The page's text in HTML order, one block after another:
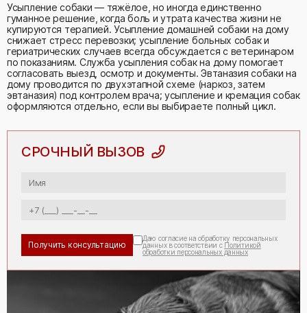
Усыпление собаки — тяжёлое, но иногда единственно
гуманное решение, когда боль и утрата качества жизни не
купируются терапией. Усыпление домашней собаки на дому
снижает стресс перевозки; усыпление больных собак и
гериатрических случаев всегда обсуждается с ветеринаром
по показаниям. Служба усыпления собак на дому помогает
согласовать выезд, осмотр и документы. Эвтаназия собаки на
дому проводится по двухэтапной схеме (наркоз, затем
эвтаназия) под контролем врача; усыпление и кремация собак
оформляются отдельно, если вы выбираете полный цикл.
СРОЧНЫЙ ВЫЗОВ
Даю согласие на обработку персональных
данных в соответствии с Политикой
обработки персональных данных